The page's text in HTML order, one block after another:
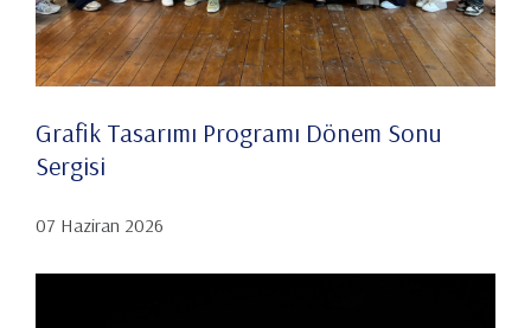
Grafik Tasarımı Programı Dönem Sonu
Sergisi
07 Haziran 2026